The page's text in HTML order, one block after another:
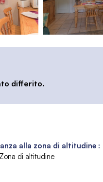
differito.
alla zona di altitudine :
di altitudine